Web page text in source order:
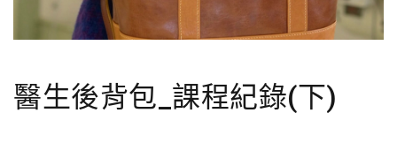
醫生後背包_課程紀錄(下)